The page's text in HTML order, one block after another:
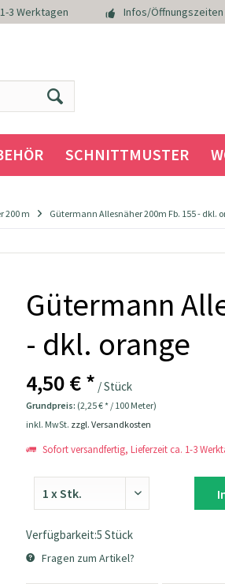
3 Werktagen Infos/Öffnungszeiten
SCHNITTMUSTER
200 m Gütermann Allesnäher 200m Fb. 155 - dkl.
Gütermann
- dkl. orange
4,50 € * / Stück
Grundpreis: (2,25 € * / 100 Meter)
inkl. MwSt. zzgl. Versandkosten
Sofort versandfertig, Lieferzeit ca. 1-3
Verfügbarkeit:5 Stück
Fragen zum Artikel?